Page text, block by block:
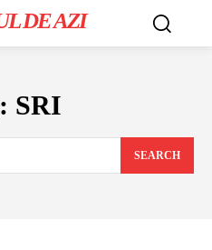
DE AZI
SRI
SEARCH